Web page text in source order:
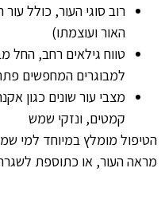
רוב סוגי העור, כולל
האור ועוצמתו)
טווח גילאים רחב, החל
למבוגרים המחפשים
מצבי עור שונים כגון
קמטים, ונזקי שמש
הטיפול מומלץ במיוחד למי
מראה העור, או כתוספת